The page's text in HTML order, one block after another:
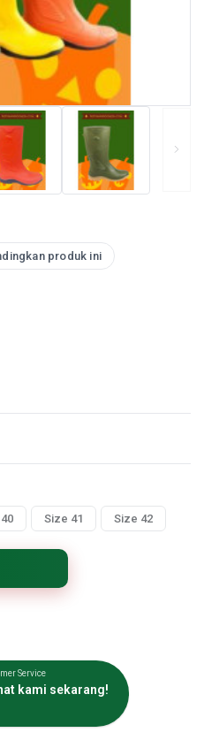
produk ini
Size 41 Size 42
Service
kami sekarang!